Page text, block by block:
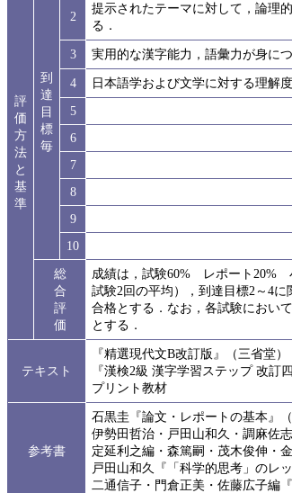
評
価
方
法
と
基
準
到
達
目
標
毎
2
提示されたテーマに対して，論理
る．
3
実用的な漢字能力，語彙力が身に
4
日本語学および文学に対する理解
5
6
7
8
9
10
総
合
評
価
成績は，試験60% レポート20%
試験2回の平均），到達目標2～4
合格とする．なお，各試験におい
とする．
テキスト
『精選現代文B改訂版』（三省堂）
『漢検2級 漢字学習ステップ 改訂
プリント教材
参考書
石黒圭『論文・レポートの基本』
伊勢田哲治・戸田山和久・調麻佐
定延利之編・森篤嗣・茂木俊伸・
戸田山和久『「科学的思考」のレ
二通信子・門倉正美・佐藤広子編